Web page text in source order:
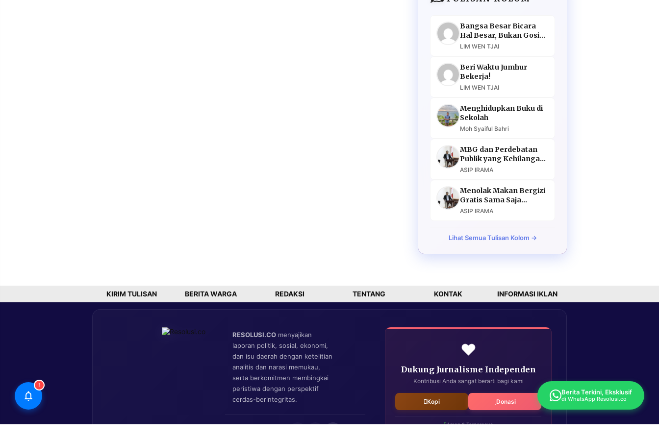
Bangsa Besar Bicara
Hal Besar, Bukan Gosip
Murahan
LIM WEN TJAI
Beri Waktu Jumhur
Bekerja!
LIM WEN TJAI
Menghidupkan Buku di
Sekolah
Moh Syaiful Bahri
MBG dan Perdebatan
Publik yang Kehilangan
Argumen
ASIP IRAMA
Menolak Makan Bergizi
Gratis Sama Saja
Menolak Masa Depan
ASIP IRAMA
Lihat Semua Tulisan Kolom →
KIRIM TULISAN BERITA WARGA REDAKSI TENTANG KONTAK INFORMASI IKLAN
RESOLUSI.CO menyajikan
laporan politik, sosial, ekonomi,
dan isu daerah dengan ketelitian
analitis dan narasi memukau,
serta berkomitmen membingkai
peristiwa dengan perspektif
cerdas-berintegritas.
❤️
Dukung Jurnalisme Independen
Kontribusi Anda sangat berarti bagi kami
Kopi Donasi
Aman & Terpercaya
!
Berita Terkini, Eksklusif
di WhatsApp Resolusi.co